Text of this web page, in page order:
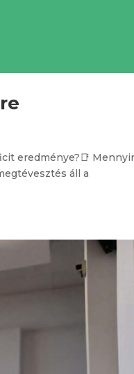
eredménye?📑
áll a